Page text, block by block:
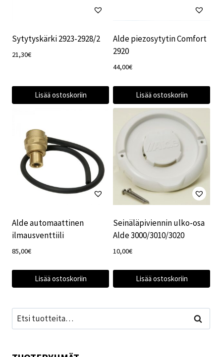
Sytytyskärki 2923-2928/2
21,30€
Lisää ostoskoriin
Alde piezosytytin Comfort
2920
44,00€
Lisää ostoskoriin
Alde automaattinen
ilmausventtiili
85,00€
Lisää ostoskoriin
Seinäläpiviennin ulko-osa
Alde 3000/3010/3020
10,00€
Lisää ostoskoriin
Etsi: Haku